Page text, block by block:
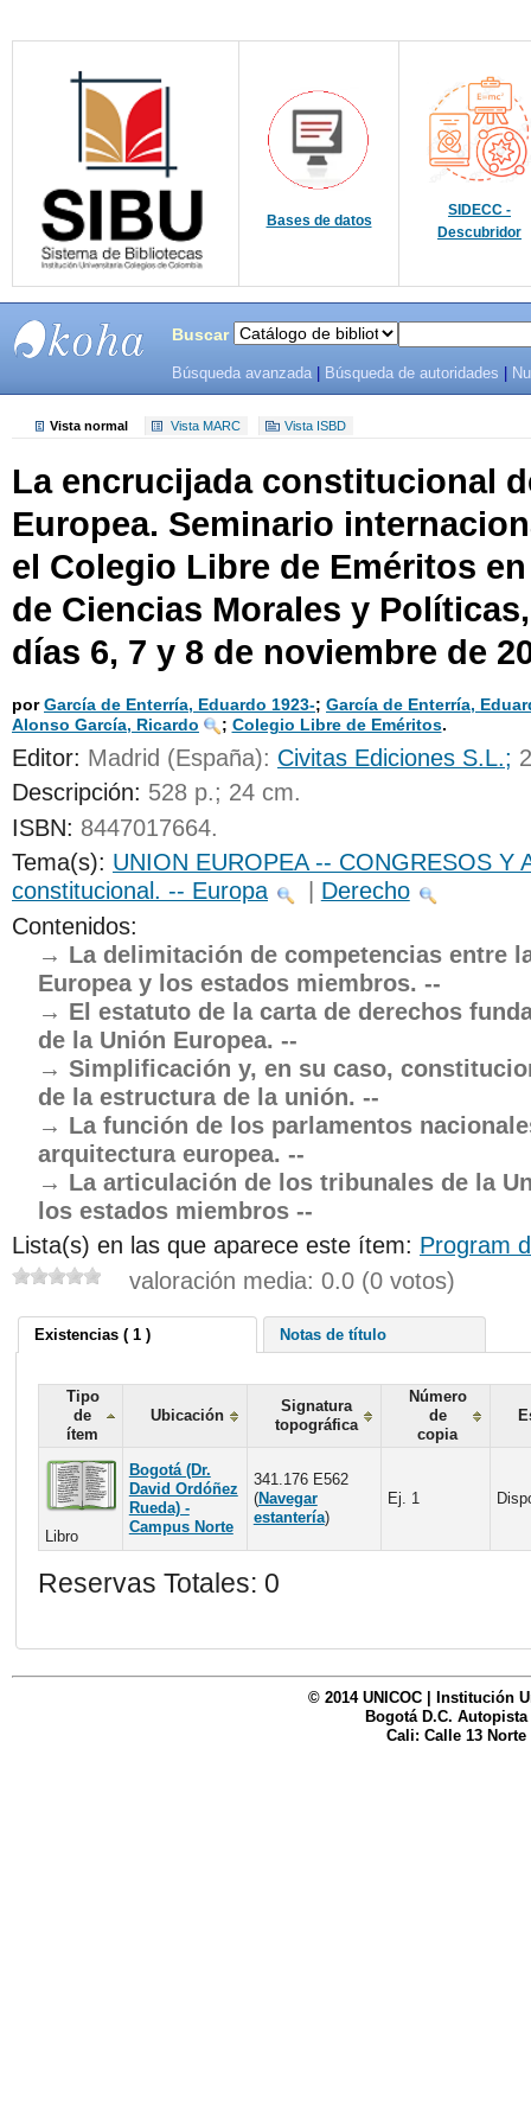
Bases de datos
SIDECC -
Descubridor
SISTEMAS
DE
BIBLIOTECAS
UNICOC
Buscar
Búsqueda avanzada Búsqueda de autoridades
Vista normal Vista MARC Vista ISBD
La encrucijada constitucional
Europea. Seminario
el Colegio Libre de Eméritos
de Ciencias Morales y
días 6, 7 y 8 de noviembre de
porGarcía de Enterría, Eduardo 1923-; García de Enterría,
Alonso García, Ricardo
; Colegio Libre de Eméritos.
Editor: Madrid (España): Civitas Ediciones S.L.;
Descripción: 528 p.; 24 cm.
ISBN: 8447017664.
Tema(s): UNION EUROPEA -- CONGRESOS Y
constitucional. -- Europa
Derecho
Contenidos:
La delimitación de competencias entre
Europea y los estados miembros. --
El estatuto de la carta de derechos
de la Unión Europea. --
Simplificación y, en su caso,
de la estructura de la unión. --
La función de los parlamentos
arquitectura europea. --
La articulación de los tribunales de la
los estados miembros --
Lista(s) en las que aparece este ítem: Program
valoración media: 0.0 (0 votos)
Existencias ( 1 ) Notas de título
Tipo
de
ítem
Ubicación
Signatura
topográfica
Número
de
copia
Libro
Bogotá (Dr.
David Ordóñez
Rueda) -
Campus Norte
341.176 E562
(Navegar
estantería)
Ej. 1
Reservas Totales: 0
© 2014 UNICOC | Institución
Bogotá D.C. Autopista
Cali: Calle 13 Norte